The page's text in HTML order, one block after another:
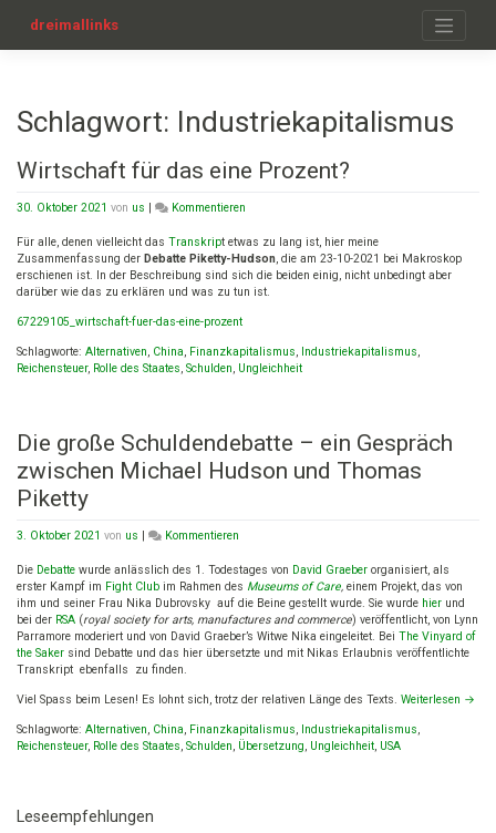
dreimallinks
Schlagwort: Industriekapitalismus
Wirtschaft für das eine Prozent?
30. Oktober 2021 von us Kommentieren
für
das
eine
Prozent?
Für alle, denen vielleicht das Transkript etwas zu lang ist, hier meine
Zusammenfassung der Debatte Piketty-Hudson, die am 23-10-2021 bei Makroskop
erschienen ist. In der Beschreibung sind sich die beiden einig, nicht unbedingt aber
darüber wie das zu erklären und was zu tun ist.
67229105_wirtschaft-fuer-das-eine-prozent
Schlagworte: Alternativen, China, Finanzkapitalismus, Industriekapitalismus,
Reichensteuer, Rolle des Staates, Schulden, Ungleichheit
Die große Schuldendebatte – ein Gespräch
zwischen Michael Hudson und Thomas
Piketty
3. Oktober 2021 von us Kommentieren
große
Schuldendebatte
–
ein
Gespräch
zwischen
und
Piketty
Die Debatte wurde anlässlich des 1. Todestages von David Graeber organisiert, als
erster Kampf im Fight Club im Rahmen des Museums of Care, einem Projekt, das von
ihm und seiner Frau Nika Dubrovsky auf die Beine gestellt wurde. Sie wurde hier und
bei der RSA (royal society for arts, manufactures and commerce) veröffentlicht, von Lynn
Parramore moderiert und von David Graeber’s Witwe Nika eingeleitet. Bei The Vinyard of
the Saker sind Debatte und das hier übersetzte und mit Nikas Erlaubnis veröffentlichte
Transkript ebenfalls zu finden.
Viel Spass beim Lesen! Es lohnt sich, trotz der relativen Länge des Texts. Weiterlesen →
Schlagworte: Alternativen, China, Finanzkapitalismus, Industriekapitalismus,
Reichensteuer, Rolle des Staates, Schulden, Übersetzung, Ungleichheit, USA
Leseempfehlungen